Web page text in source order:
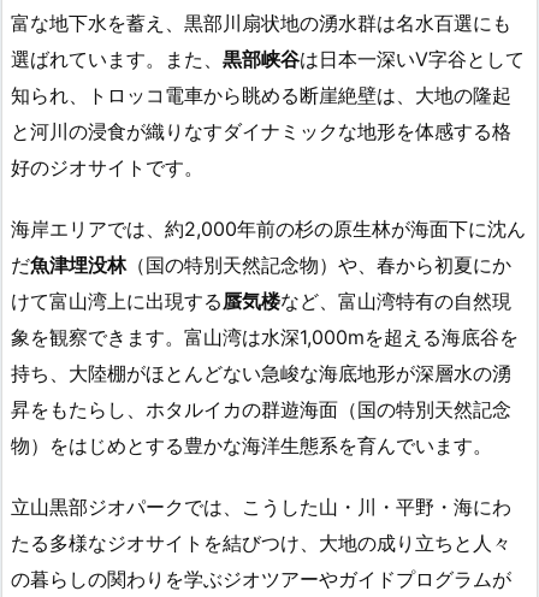
富な地下水を蓄え、黒部川扇状地の湧水群は名水百選にも
選ばれています。また、 黒部峡谷は日本一深いV字谷として
知られ、トロッコ電車から眺める断崖絶壁は、大地の隆起
と河川の浸食が織りなすダイナミックな地形を体感する格
好のジオサイトです。
海岸エリアでは、約2,000年前の杉の原生林が海面下に沈ん
だ魚津埋没林（国の特別天然記念物）や、春から初夏にか
けて富山湾上に出現する蜃気楼など、富山湾特有の自然現
象を観察できます。富山湾は水深1,000mを超える海底谷を
持ち、大陸棚がほとんどない急峻な海底地形が深層水の湧
昇をもたらし、ホタルイカの群遊海面（国の特別天然記念
物）をはじめとする豊かな海洋生態系を育んでいます。
立山黒部ジオパークでは、こうした山・川・平野・海にわ
たる多様なジオサイトを結びつけ、大地の成り立ちと人々
の暮らしの関わりを学ぶジオツアーやガイドプログラムが